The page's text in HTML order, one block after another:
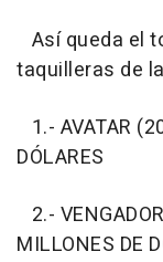
Así queda el
taquilleras de
1.- AVATAR
DÓLARES
2.-
MILLONES DE